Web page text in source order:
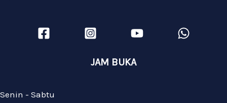
JAM BUKA
Senin - Sabtu